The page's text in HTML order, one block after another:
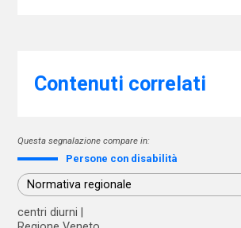
Contenuti correlati
Questa segnalazione compare in:
Persone con disabilità
Normativa regionale
centri diurni